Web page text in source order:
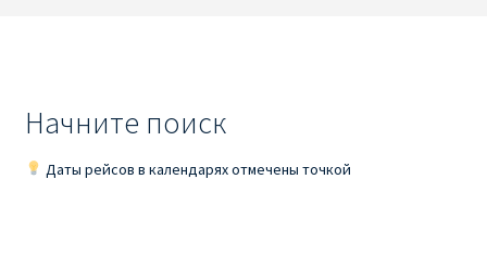
RYANAIR PL ОТ € 9
Начните поиск
Даты рейсов в календарях отмечены точкой